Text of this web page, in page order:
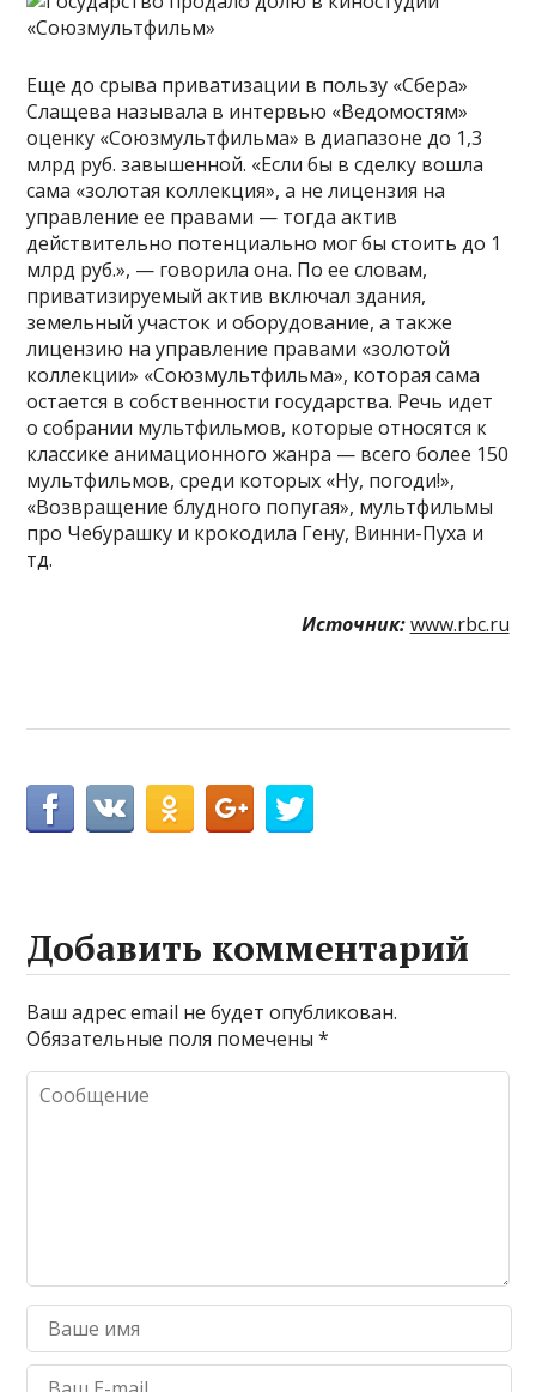
Еще до срыва приватизации в пользу «Сбера»
Слащева называла в интервью «Ведомостям»
оценку «Союзмультфильма» в диапазоне до 1,3
млрд руб. завышенной. «Если бы в сделку вошла
сама «золотая коллекция», а не лицензия на
управление ее правами — тогда актив
действительно потенциально мог бы стоить до 1
млрд руб.», — говорила она. По ее словам,
приватизируемый актив включал здания,
земельный участок и оборудование, а также
лицензию на управление правами «золотой
коллекции» «Союзмультфильма», которая сама
остается в собственности государства. Речь идет
о собрании мультфильмов, которые относятся к
классике анимационного жанра — всего более 150
мультфильмов, среди которых «Ну, погоди!»,
«Возвращение блудного попугая», мультфильмы
про Чебурашку и крокодила Гену, Винни-Пуха и
тд.
Источник: www.rbc.ru
Добавить комментарий
Ваш адрес email не будет опубликован.
Обязательные поля помечены*